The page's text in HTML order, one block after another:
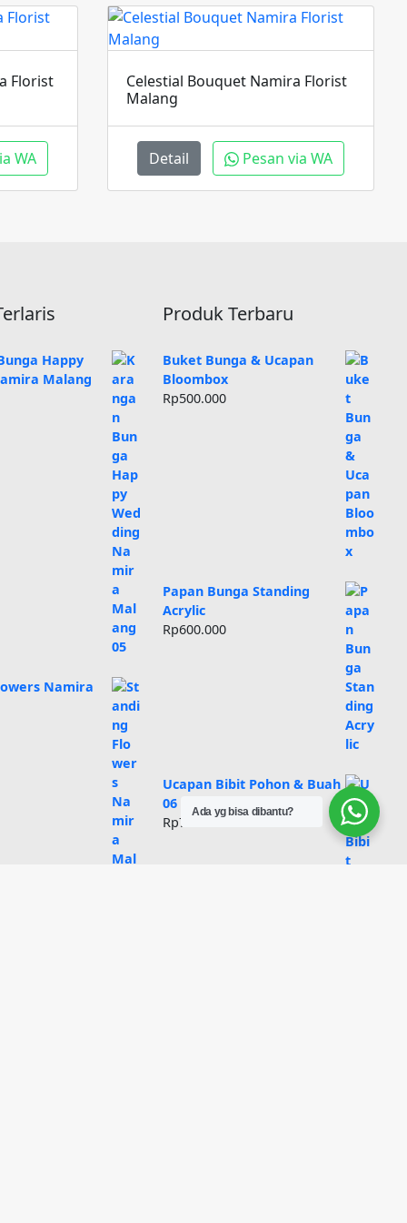
Florist
WA
Celestial Bouquet Namira Florist
Malang
Detail Pesan via WA
Happy
Malang
Namira
Produk Terbaru
Buket Bunga & Ucapan
Bloombox
Rp500.000
Papan Bunga Standing
Acrylic
Rp600.000
Ucapan Bibit Pohon & Buah
06
Rp750.000
Ada yg bisa dibantu?